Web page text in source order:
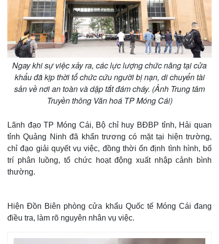
Ngay khi sự việc xảy ra, các lực lượng chức năng tại cửa
khẩu đã kịp thời tổ chức cứu người bị nạn, di chuyển tài
sản về nơi an toàn và dập tắt đám cháy. (Ảnh Trung tâm
Truyền thông Văn hoá TP Móng Cái)
Lãnh đạo TP Móng Cái, Bộ chỉ huy BĐBP tỉnh, Hải quan
tỉnh Quảng Ninh đã khẩn trương có mặt tại hiện trường,
chỉ đạo giải quyết vụ việc, đồng thời ổn định tình hình, bố
trí phân luồng, tổ chức hoạt động xuất nhập cảnh bình
thường.
Hiện Đồn Biên phòng cửa khẩu Quốc tế Móng Cái đang
điều tra, làm rõ nguyên nhân vụ việc.